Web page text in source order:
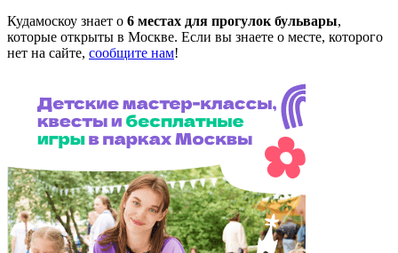
Кудамоскоу знает о 6 местах для прогулок бульвары,
которые открыты в Москве. Если вы знаете о месте, которого
нет на сайте, сообщите нам!